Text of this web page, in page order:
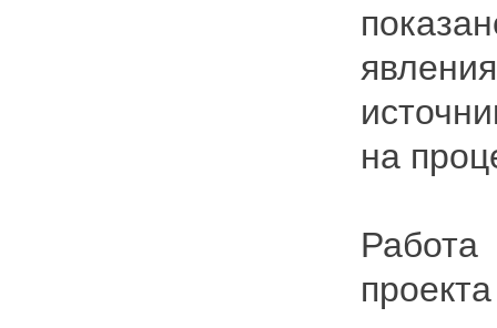
на
Работа